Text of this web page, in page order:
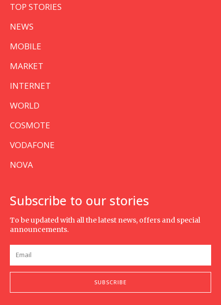
TOP STORIES
NEWS
MOBILE
MARKET
INTERNET
WORLD
COSMOTE
VODAFONE
NOVA
Subscribe to our stories
To be updated with all the latest news, offers and special
announcements.
SUBSCRIBE